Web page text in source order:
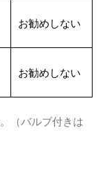
お勧めしない
お勧めしない
（バルブ付きは